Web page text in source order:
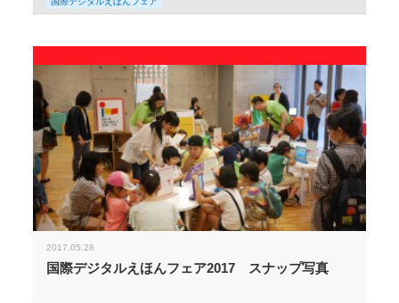
2017.05.28
国際デジタルえほんフェア2017 スナップ写真